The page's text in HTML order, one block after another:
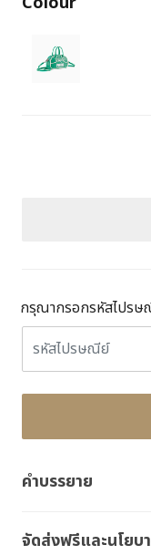
กรุณากรอกรหัสไปรษ
คำบรรยาย
จัดส่งฟรีและนโยบ